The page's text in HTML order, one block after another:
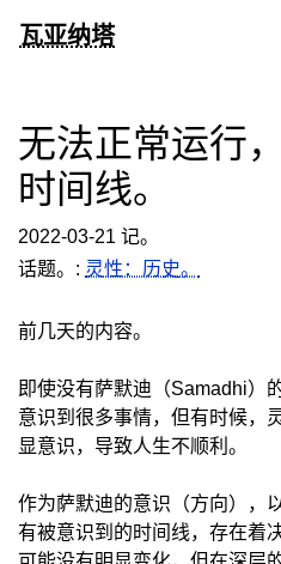
瓦亚纳塔
无法正常运行
时间线。
2022-03-21 记。
话题。: 灵性：历史。
前几天的内容。
即使没有萨默迪（Samadhi）
意识到很多事情，但有时候，
显意识，导致人生不顺利。
作为萨默迪的意识（方向），
有被意识到的时间线，存在着